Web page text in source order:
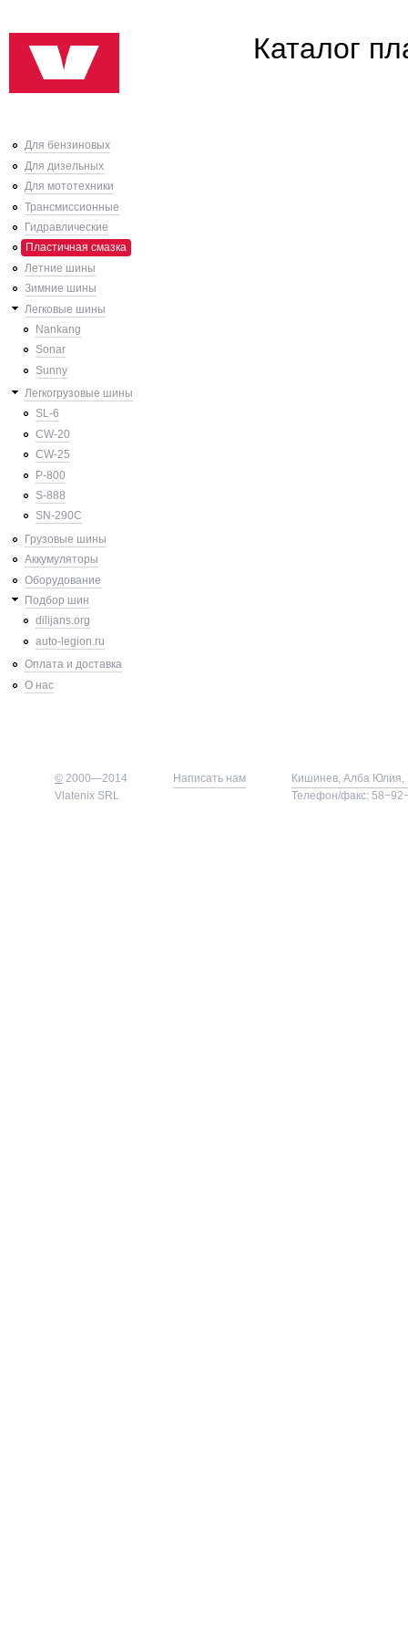
Для бензиновых
Для дизельных
Для мототехники
Трансмиссионные
Гидравлические
Пластичная смазка
Летние шины
Зимние шины
Легковые шины
Nankang
Sonar
Sunny
Легкогрузовые шины
SL-6
CW-20
CW-25
P-800
S-888
SN-290C
Грузовые шины
Аккумуляторы
Оборудование
Подбор шин
dilijans.org
auto-legion.ru
Оплата и доставка
О нас
Каталог
© 2000—2014
Vlatenix SRL
Написать нам
Кишинев, Алба Юлия,
Телефон/факс: